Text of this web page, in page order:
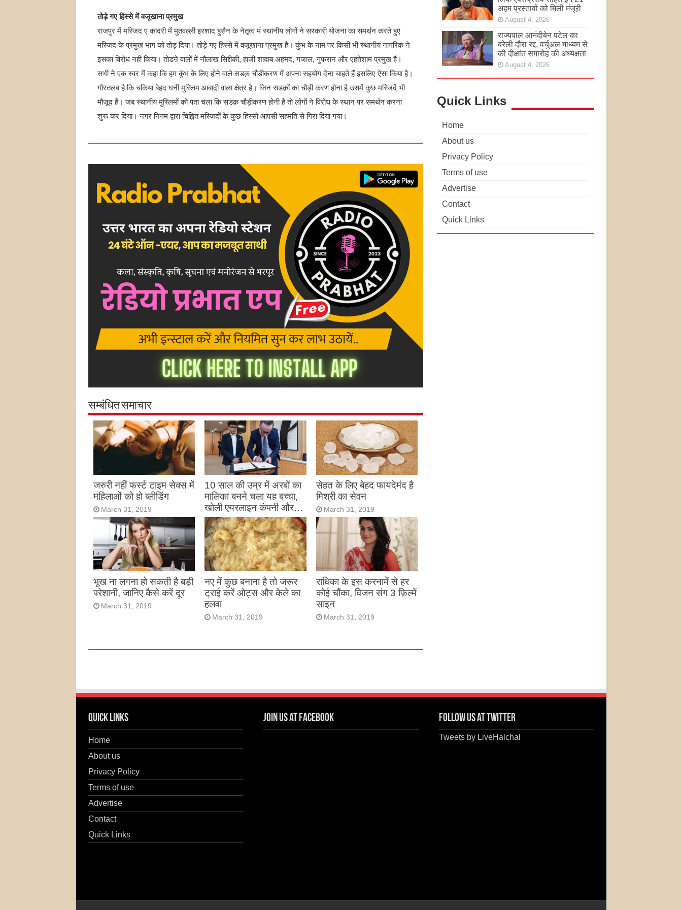
तोड़े गए हिस्से में वजूखाना प्रमुख
राजपुर में मस्जिद ए कादरी में मुतवल्ली इरशाद हुसैन के नेतृत्व मं स्थानीय लोगों ने सरकारी योजना का समर्थन करते हुए
मस्जिद के प्रमुख भाग को तोड़ दिया। तोड़े गए हिस्से में वजूखाना प्रमुख है। कुंभ के नाम पर किसी भी स्थानीय नागरिक ने
इसका विरोध नहीं किया। तोडऩे वालों में नौलाख सिद्दीकी, हाजी शादाब अहमद, गजाल, गुफरान और एहतेशाम प्रमुख है।
सभी ने एक स्वर में कहा कि हम कुंभ के लिए होने वाले सडक़ चौड़ीकरण में अपना सहयोग देना चाहते हैं इसलिए ऐसा किया है।
गौरतलब है कि चकिया बेहद घनी मुस्लिम आबादी वाला क्षेत्र है। जिन सडक़ों का चौड़ी करण होना है उसमें कुछ मस्जिदें भी
मौजूद हैं। जब स्थानीय मुस्लिमों को पता चला कि सडक़ चौड़ीकरण होनी है तो लोगों ने विरोध के स्थान पर समर्थन करना
शुरू कर दिया। नगर निगम द्वारा चिह्नित मस्जिदों के कुछ हिस्सों आपसी सहमति से गिरा दिया गया।
सम्बंधित समाचार
जरुरी नहीं फर्स्ट टाइम सेक्स में
महिलाओं को हो ब्लीडिंग
March 31, 2019
10 साल की उम्र में अरबों का
मालिका बनने चला यह बच्चा,
खोली एयरलाइन कंपनी और…
March 31, 2019
सेहत के लिए बेहद फायदेमंद है
मिश्री का सेवन
March 31, 2019
भूख ना लगना हो सकती है बड़ी
परेशानी, जानिए कैसे करें दूर
March 31, 2019
नए में कुछ बनाना है तो जरूर
ट्राई करें ओट्स और केले का
हलवा
March 31, 2019
राधिका के इस करनामें से हर
कोई चौंका, विजन संग 3 फ़िल्में
साइन
March 31, 2019
अहम प्रस्तावों को मिली मंजूरी
August 4, 2026
राज्यपाल आनंदीबेन पटेल का
बरेली दौरा रद्द, वर्चुअल माध्यम से
की दीक्षांत समारोह की अध्यक्षता
August 4, 2026
Quick Links
Home
About us
Privacy Policy
Terms of use
Advertise
Contact
Quick Links
Quick Links
Home
About us
Privacy Policy
Terms of use
Advertise
Contact
Quick Links
Join us at Facebook Follow us at Twitter
Tweets by LiveHalchal